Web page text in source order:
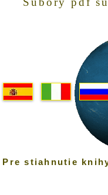
Pre stiahnutie